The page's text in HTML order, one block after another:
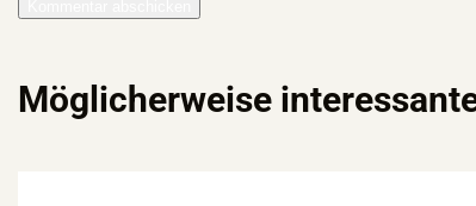
Möglicherweise